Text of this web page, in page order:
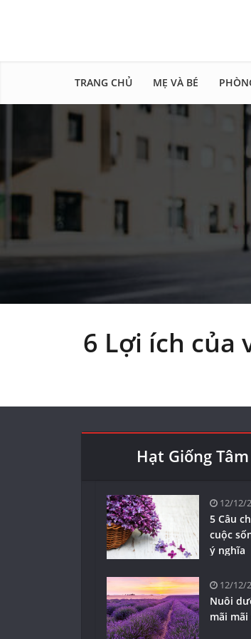
TRANG CHỦ MẸ VÀ BÉ
6 Lợi ích của
Hạt Giống
12/12/
5 Câu
cuộc
ý nghĩa
12/12/
Nuôi
mãi